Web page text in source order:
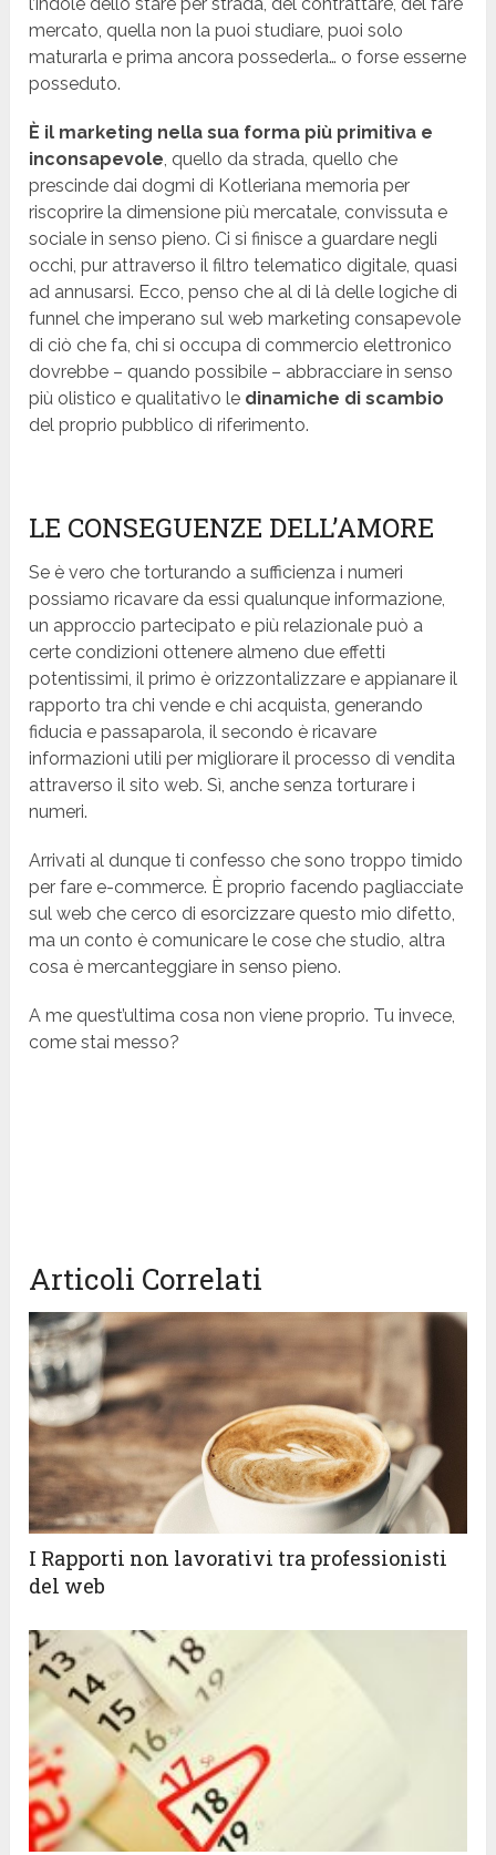
mercato, quella non la puoi studiare, puoi solo
maturarla e prima ancora possederla… o forse esserne
posseduto.
È il marketing nella sua forma più primitiva e
inconsapevole, quello da strada, quello che
prescinde dai dogmi di Kotleriana memoria per
riscoprire la dimensione più mercatale, convissuta e
sociale in senso pieno. Ci si finisce a guardare negli
occhi, pur attraverso il filtro telematico digitale, quasi
ad annusarsi. Ecco, penso che al di là delle logiche di
funnel che imperano sul web marketing consapevole
di ciò che fa, chi si occupa di commercio elettronico
dovrebbe – quando possibile – abbracciare in senso
più olistico e qualitativo le dinamiche di scambio
del proprio pubblico di riferimento.
LE CONSEGUENZE DELL’AMORE
Se è vero che torturando a sufficienza i numeri
possiamo ricavare da essi qualunque informazione,
un approccio partecipato e più relazionale può a
certe condizioni ottenere almeno due effetti
potentissimi, il primo è orizzontalizzare e appianare il
rapporto tra chi vende e chi acquista, generando
fiducia e passaparola, il secondo è ricavare
informazioni utili per migliorare il processo di vendita
attraverso il sito web. Sì, anche senza torturare i
numeri.
Arrivati al dunque ti confesso che sono troppo timido
per fare e-commerce. È proprio facendo pagliacciate
sul web che cerco di esorcizzare questo mio difetto,
ma un conto è comunicare le cose che studio, altra
cosa è mercanteggiare in senso pieno.
A me quest’ultima cosa non viene proprio. Tu invece,
come stai messo?
Articoli Correlati
I Rapporti non lavorativi tra professionisti
del web